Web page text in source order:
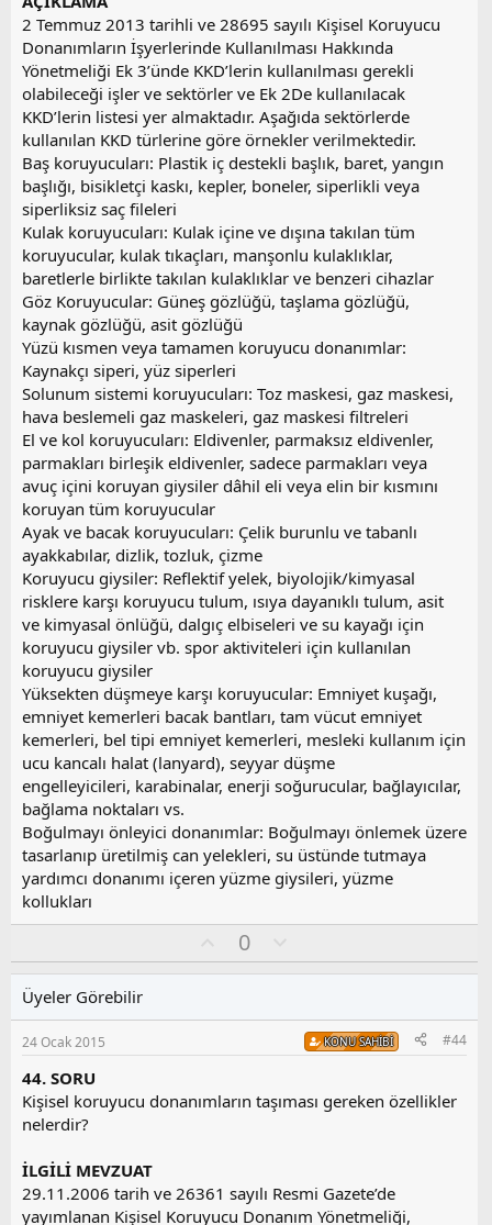
2 Temmuz 2013 tarihli ve 28695 sayılı Kişisel Koruyucu
Donanımların İşyerlerinde Kullanılması Hakkında
Yönetmeliği Ek 3’ünde KKD’lerin kullanılması gerekli
olabileceği işler ve sektörler ve Ek 2De kullanılacak
KKD’lerin listesi yer almaktadır. Aşağıda sektörlerde
kullanılan KKD türlerine göre örnekler verilmektedir.
Baş koruyucuları: Plastik iç destekli başlık, baret, yangın
başlığı, bisikletçi kaskı, kepler, boneler, siperlikli veya
siperliksiz saç fileleri
Kulak koruyucuları: Kulak içine ve dışına takılan tüm
koruyucular, kulak tıkaçları, manşonlu kulaklıklar,
baretlerle birlikte takılan kulaklıklar ve benzeri cihazlar
Göz Koruyucular: Güneş gözlüğü, taşlama gözlüğü,
kaynak gözlüğü, asit gözlüğü
Yüzü kısmen veya tamamen koruyucu donanımlar:
Kaynakçı siperi, yüz siperleri
Solunum sistemi koruyucuları: Toz maskesi, gaz maskesi,
hava beslemeli gaz maskeleri, gaz maskesi filtreleri
El ve kol koruyucuları: Eldivenler, parmaksız eldivenler,
parmakları birleşik eldivenler, sadece parmakları veya
avuç içini koruyan giysiler dâhil eli veya elin bir kısmını
koruyan tüm koruyucular
Ayak ve bacak koruyucuları: Çelik burunlu ve tabanlı
ayakkabılar, dizlik, tozluk, çizme
Koruyucu giysiler: Reflektif yelek, biyolojik/kimyasal
risklere karşı koruyucu tulum, ısıya dayanıklı tulum, asit
ve kimyasal önlüğü, dalgıç elbiseleri ve su kayağı için
koruyucu giysiler vb. spor aktiviteleri için kullanılan
koruyucu giysiler
Yüksekten düşmeye karşı koruyucular: Emniyet kuşağı,
emniyet kemerleri bacak bantları, tam vücut emniyet
kemerleri, bel tipi emniyet kemerleri, mesleki kullanım için
ucu kancalı halat (lanyard), seyyar düşme
engelleyicileri, karabinalar, enerji soğurucular, bağlayıcılar,
bağlama noktaları vs.
Boğulmayı önleyici donanımlar: Boğulmayı önlemek üzere
tasarlanıp üretilmiş can yelekleri, su üstünde tutmaya
yardımcı donanımı içeren yüzme giysileri, yüzme
kollukları
y
0
l
s
u
o
y
Üyeler Görebilir
24 Ocak 2015 KONU SAHIBI #44
44. SORU
Kişisel koruyucu donanımların taşıması gereken özellikler
nelerdir?
İLGİLİ MEVZUAT
29.11.2006 tarih ve 26361 sayılı Resmi Gazete’de
yayımlanan Kişisel Koruyucu Donanım Yönetmeliği,